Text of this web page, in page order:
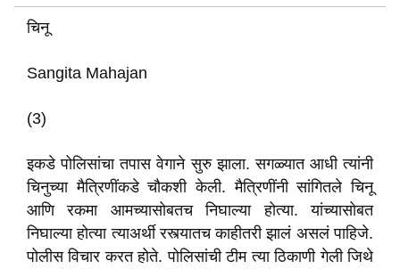
चिनू
Sangita Mahajan
(3)
इकडे पोलिसांचा तपास वेगाने सुरु झाला. सगळ्यात आधी त्यांनी
चिनुच्या मैत्रिणींकडे चौकशी केली. मैत्रिणींनी सांगितले चिनू
आणि रकमा आमच्यासोबतच निघाल्या होत्या. यांच्यासोबत
निघाल्या होत्या त्याअर्थी रस्त्यातच काहीतरी झालं असलं पाहिजे.
पोलीस विचार करत होते. पोलिसांची टीम त्या ठिकाणी गेली जिथे